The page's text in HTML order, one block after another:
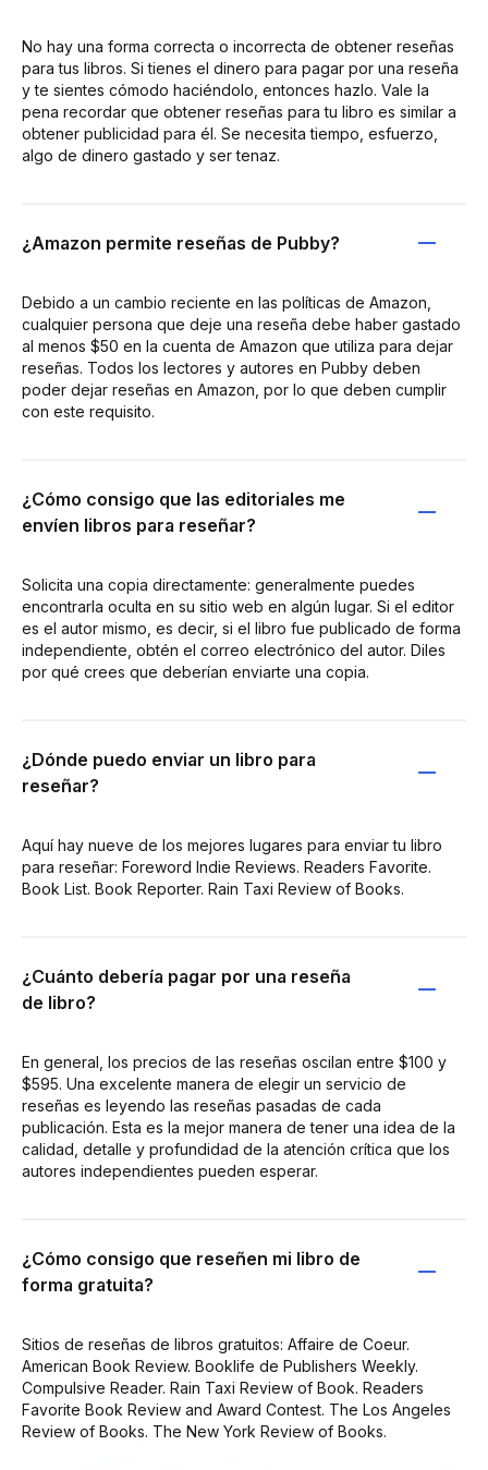
No hay una forma correcta o incorrecta de obtener reseñas
para tus libros. Si tienes el dinero para pagar por una reseña
y te sientes cómodo haciéndolo, entonces hazlo. Vale la
pena recordar que obtener reseñas para tu libro es similar a
obtener publicidad para él. Se necesita tiempo, esfuerzo,
algo de dinero gastado y ser tenaz.
¿Amazon permite reseñas de Pubby?
Debido a un cambio reciente en las políticas de Amazon,
cualquier persona que deje una reseña debe haber gastado
al menos $50 en la cuenta de Amazon que utiliza para dejar
reseñas. Todos los lectores y autores en Pubby deben
poder dejar reseñas en Amazon, por lo que deben cumplir
con este requisito.
¿Cómo consigo que las editoriales me
envíen libros para reseñar?
Solicita una copia directamente: generalmente puedes
encontrarla oculta en su sitio web en algún lugar. Si el editor
es el autor mismo, es decir, si el libro fue publicado de forma
independiente, obtén el correo electrónico del autor. Diles
por qué crees que deberían enviarte una copia.
¿Dónde puedo enviar un libro para
reseñar?
Aquí hay nueve de los mejores lugares para enviar tu libro
para reseñar: Foreword Indie Reviews. Readers Favorite.
Book List. Book Reporter. Rain Taxi Review of Books.
¿Cuánto debería pagar por una reseña
de libro?
En general, los precios de las reseñas oscilan entre $100 y
$595. Una excelente manera de elegir un servicio de
reseñas es leyendo las reseñas pasadas de cada
publicación. Esta es la mejor manera de tener una idea de la
calidad, detalle y profundidad de la atención crítica que los
autores independientes pueden esperar.
¿Cómo consigo que reseñen mi libro de
forma gratuita?
Sitios de reseñas de libros gratuitos: Affaire de Coeur.
American Book Review. Booklife de Publishers Weekly.
Compulsive Reader. Rain Taxi Review of Book. Readers
Favorite Book Review and Award Contest. The Los Angeles
Review of Books. The New York Review of Books.